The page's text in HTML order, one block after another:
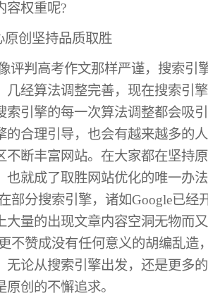
容权重呢?
创坚持品质取胜
判高考作文那样严谨，搜索引
几经算法调整完善，现在搜索引
索引擎的每一次算法调整都会吸
的合理引导，也会有越来越多的
不断丰富网站。在大家都在坚持
也就成了取胜网站优化的唯一办
部分搜索引擎，诸如Google已经
大量的出现文章内容空洞无物而
不赞成没有任何意义的胡编乱造
无论从搜索引擎出发，还是更多
创的不懈追求。